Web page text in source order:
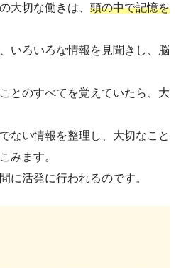
大切な働きは、 頭の中で記憶を
いろいろな情報を見聞きし、脳
とのすべてを覚えていたら、大
ない情報を整理し、大切なこと
みます。
に活発に行われるのです。